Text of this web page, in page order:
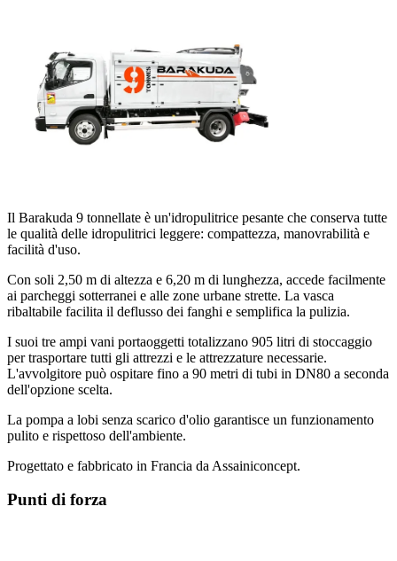
Il Barakuda 9 tonnellate è un'idropulitrice pesante che conserva tutte
le qualità delle idropulitrici leggere: compattezza, manovrabilità e
facilità d'uso.
Con soli 2,50 m di altezza e 6,20 m di lunghezza, accede facilmente
ai parcheggi sotterranei e alle zone urbane strette. La vasca
ribaltabile facilita il deflusso dei fanghi e semplifica la pulizia.
I suoi tre ampi vani portaoggetti totalizzano 905 litri di stoccaggio
per trasportare tutti gli attrezzi e le attrezzature necessarie.
L'avvolgitore può ospitare fino a 90 metri di tubi in DN80 a seconda
dell'opzione scelta.
La pompa a lobi senza scarico d'olio garantisce un funzionamento
pulito e rispettoso dell'ambiente.
Progettato e fabbricato in Francia da Assainiconcept.
Punti di forza